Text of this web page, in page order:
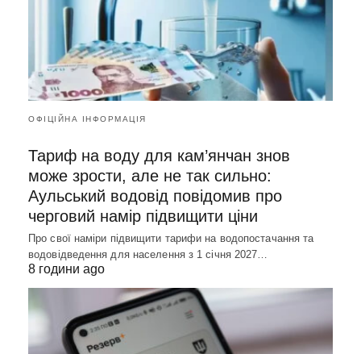
ОФІЦІЙНА ІНФОРМАЦІЯ
Тариф на воду для кам’янчан знов
може зрости, але не так сильно:
Аульський водовід повідомив про
черговий намір підвищити ціни
Про свої наміри підвищити тарифи на водопостачання та
водовідведення для населення з 1 січня 2027…
8 години ago